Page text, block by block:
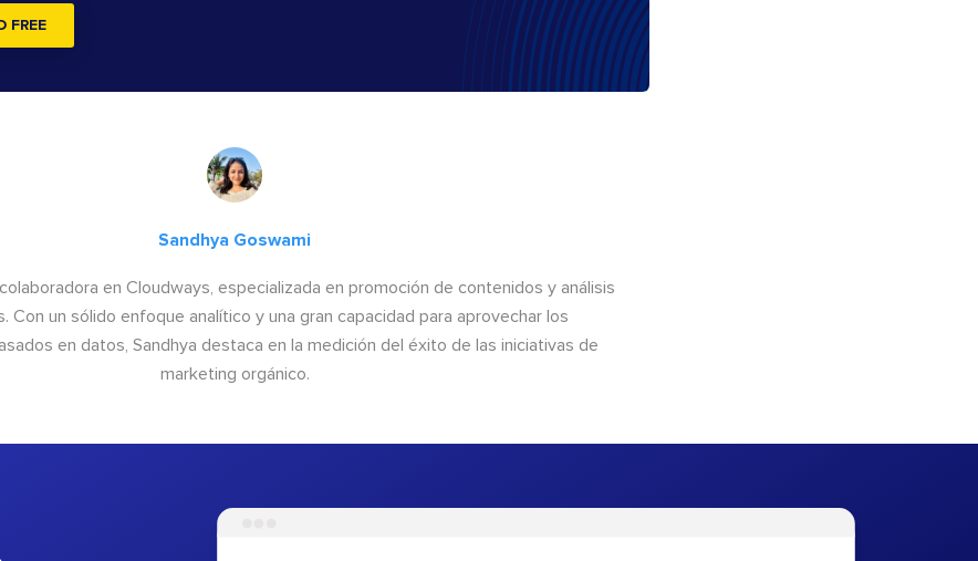
FREE
Sandhya Goswami
en Cloudways, especializada en promoción de contenidos y análisis
Con un sólido enfoque analítico y una gran capacidad para aprovechar los
en datos, Sandhya destaca en la medición del éxito de las iniciativas de
marketing orgánico.